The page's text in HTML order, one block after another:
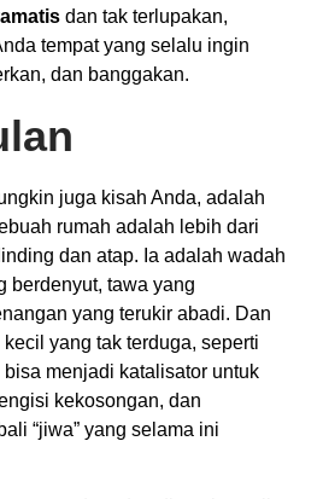
dan tak terlupakan,
tempat yang selalu ingin
dan banggakan.
juga kisah Anda, adalah
rumah adalah lebih dari
dan atap. Ia adalah wadah
berdenyut, tawa yang
yang terukir abadi. Dan
yang tak terduga, seperti
menjadi katalisator untuk
kekosongan, dan
“jiwa” yang selama ini